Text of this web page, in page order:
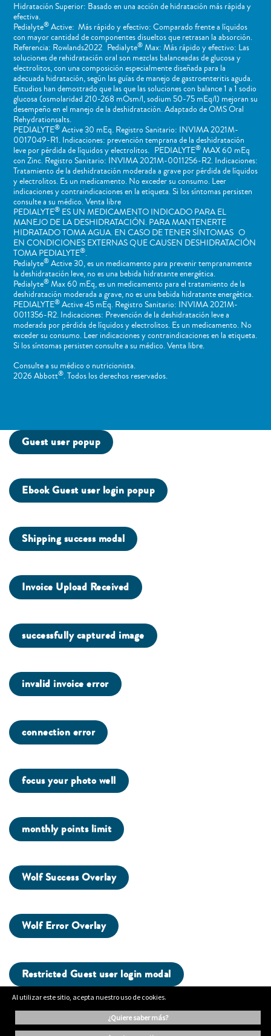
Hidratación Superior: Basado en una acción de hidratación más rápida y
efectiva.
Pedialyte®Active: Más rápido y efectivo: Comparado frente a líquidos
con mayor cantidad de componentes disueltos que retrasan la absorción.
Referencia: Rowlands2022 Pedialyte®Max: Más rápido y efectivo: Las
soluciones de rehidratación oral son mezclas balanceadas de glucosa y
electrolitos, con una composición especialmente diseñada para la
adecuada hidratación, según las guías de manejo de gastroenteritis aguda.
Estudios han demostrado que las que las soluciones con balance 1 a 1 sodio
glucosa (osmolaridad 210-268 mOsm/l, sodium 50-75 mEq/l) mejoran su
desempeño en el manejo de la deshidratación. Adaptado de OMS Oral
Rehydrationsalts.
PEDIALYTE®Active 30 mEq. Registro Sanitario: INVIMA 2021M-
0017049-R1. Indicaciones: prevención temprana de la deshidratación
leve por pérdida de líquidos y electrolitos. PEDIALYTE®MAX 60 mEq
con Zinc. Registro Sanitario: INVIMA 2021M-0011256-R2. Indicaciones:
Tratamiento de la deshidratación moderada a grave por pérdida de líquidos
y electrolitos. Es un medicamento. No exceder su consumo. Leer
indicaciones y contraindicaciones en la etiqueta. Si los síntomas persisten
consulte a su médico. Venta libre
PEDIALYTE®ES UN MEDICAMENTO INDICADO PARA EL
MANEJO DE LA DESHIDRATACIÓN. PARA MANTENERTE
HIDRATADO TOMA AGUA. EN CASO DE TENER SÍNTOMAS O
EN CONDICIONES EXTERNAS QUE CAUSEN DESHIDRATACIÓN
TOMA PEDIALYTE®.
Pedialyte®Active 30, es un medicamento para prevenir tempranamente
la deshidratación leve, no es una bebida hidratante energética.
Pedialyte®Max 60 mEq, es un medicamento para el tratamiento de la
deshidratación moderada a grave, no es una bebida hidratante energética.
PEDIALYTE®Active 45 mEq. Registro Sanitario: INVIMA 2021M-
0011356-R2. Indicaciones: Prevención de la deshidratación leve a
moderada por pérdida de líquidos y electrolitos. Es un medicamento. No
exceder su consumo. Leer indicaciones y contraindicaciones en la etiqueta.
Si los síntomas persisten consulte a su médico. Venta libre.
Consulte a su médico o nutricionista.
2026 Abbott®. Todos los derechos reservados.
Guest user popup
Ebook Guest user login popup
Shipping success modal
Invoice Upload Received
successfully captured image
invalid invoice error
connection error
focus your photo well
monthly points limit
Wolf Success Overlay
Wolf Error Overlay
Restricted Guest user login modal
Al utilizar este sitio, acepta nuestro uso de cookies.
¿quiere saber más?